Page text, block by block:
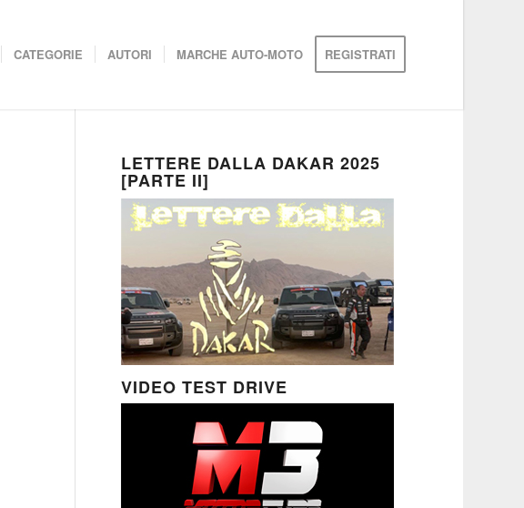
CATEGORIE AUTORI MARCHE AUTO-MOTO REGISTRATI
LETTERE DALLA DAKAR 2025
[PARTE II]
VIDEO TEST DRIVE